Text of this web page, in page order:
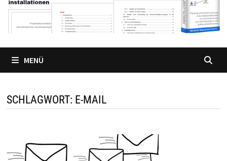
MENÜ
SCHLAGWORT: E-MAIL